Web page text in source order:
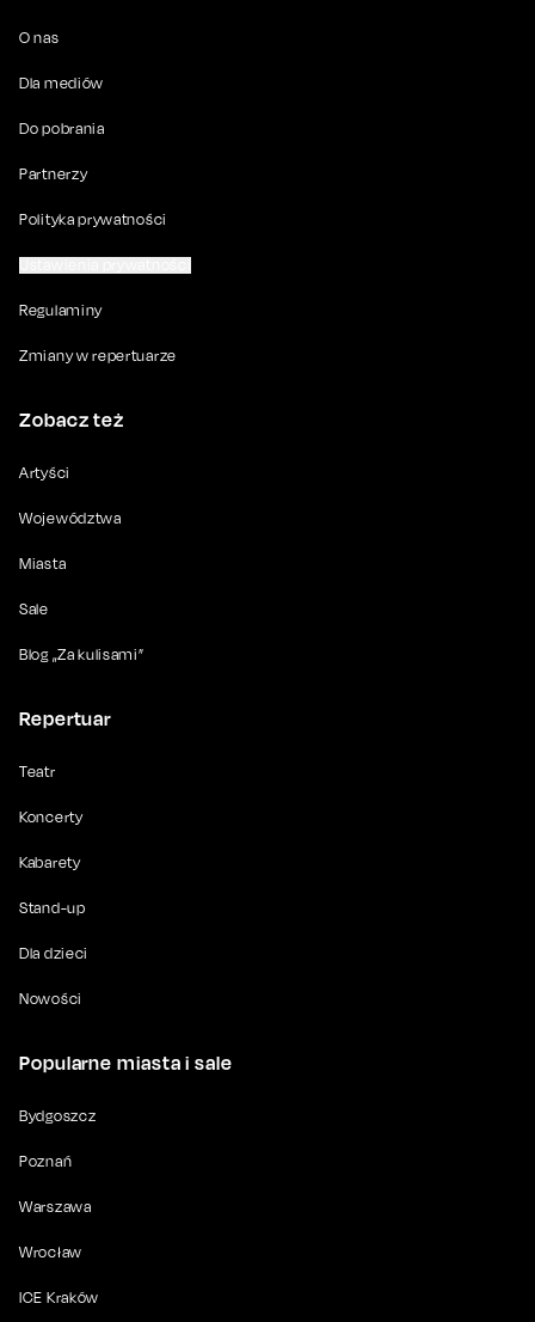
O nas
Dla mediów
Do pobrania
Partnerzy
Polityka prywatności
Regulaminy
Zmiany w repertuarze
Zobacz też
Artyści
Województwa
Miasta
Sale
Blog „Za kulisami”
Repertuar
Teatr
Koncerty
Kabarety
Stand-up
Dla dzieci
Nowości
Popularne miasta i sale
Bydgoszcz
Poznań
Warszawa
Wrocław
ICE Kraków